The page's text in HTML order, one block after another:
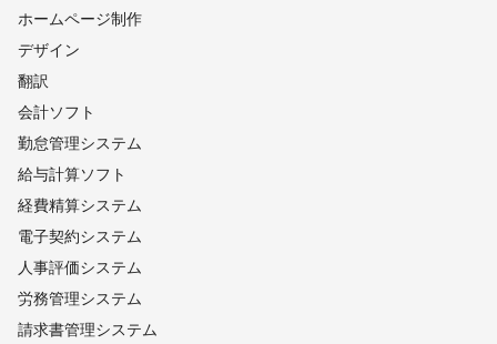
ホームページ制作
デザイン
翻訳
会計ソフト
勤怠管理システム
給与計算ソフト
経費精算システム
電子契約システム
人事評価システム
労務管理システム
請求書管理システム